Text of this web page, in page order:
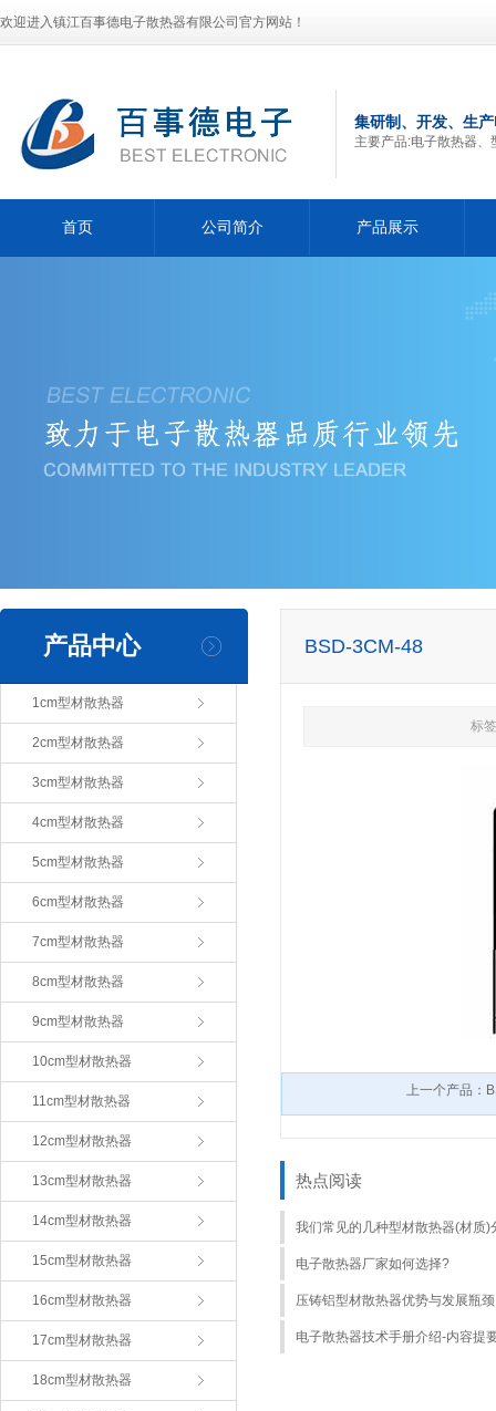
欢迎进入镇江百事德电子散热器有限公司官方网站！
集研制、开发、生
主要产品:电子散热器
首页 公司简介 产品展示
产品中心
1cm型材散热器
2cm型材散热器
3cm型材散热器
4cm型材散热器
5cm型材散热器
6cm型材散热器
7cm型材散热器
8cm型材散热器
9cm型材散热器
10cm型材散热器
11cm型材散热器
12cm型材散热器
13cm型材散热器
14cm型材散热器
15cm型材散热器
16cm型材散热器
17cm型材散热器
18cm型材散热器
BSD-3CM-48
标
上一个产品：
热点阅读
我们常见的几种型材散热器(材质)
电子散热器厂家如何选择?
压铸铝型材散热器优势与发展瓶颈
电子散热器技术手册介绍-内容提